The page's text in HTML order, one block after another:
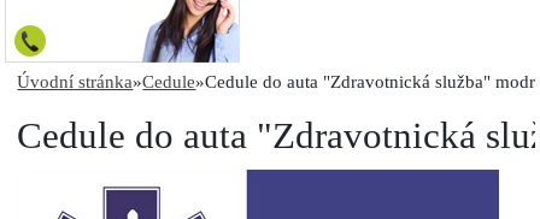
Úvodní stránka»Cedule»Cedule do auta "Zdravotnická služba"
Cedule do auta "Zdravotnická